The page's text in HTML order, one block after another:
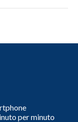
per minuto